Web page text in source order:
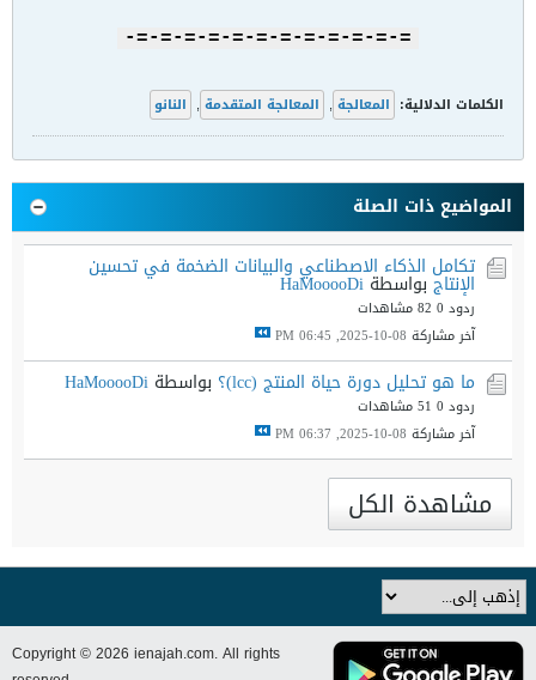
=-=-=-=-=-=-=-=-=-=-=-=-
الكلمات الدلالية: المعالجة , المعالجة المتقدمة , النانو
المواضيع ذات الصلة
تكامل الذكاء الاصطناعي والبيانات الضخمة في تحسين
الإنتاج بواسطة HaMooooDi
ردود 0
82 مشاهدات
آخر مشاركة 08-10-2025, 06:45 PM
ما هو تحليل دورة حياة المنتج (lcc)؟ بواسطة HaMooooDi
ردود 0
51 مشاهدات
آخر مشاركة 08-10-2025, 06:37 PM
مشاهدة الكل
Copyright © 2026 ienajah.com. All rights